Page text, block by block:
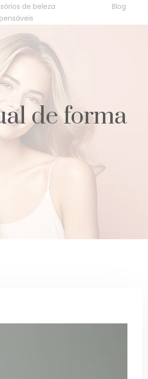
de beleza
Blog
de forma